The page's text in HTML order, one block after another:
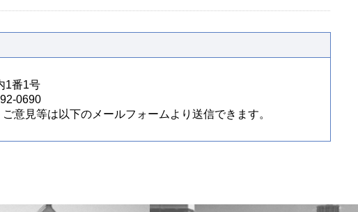
1番1号
0690
意見等は以下のメールフォームより送信できます。